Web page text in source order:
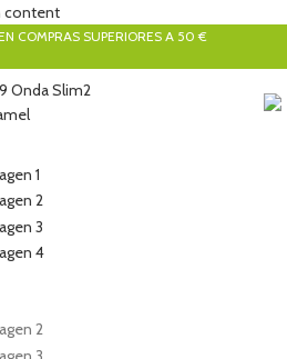
content
COMPRAS SUPERIORES A 50 €